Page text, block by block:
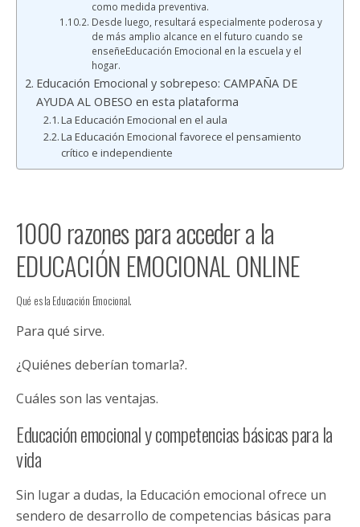
como medida preventiva.
Desde luego, resultará especialmente poderosa y
de más amplio alcance en el futuro cuando se
enseñeEducación Emocional en la escuela y el
hogar.
Educación Emocional y sobrepeso: CAMPAÑA DE
AYUDA AL OBESO en esta plataforma
La Educación Emocional en el aula
La Educación Emocional favorece el pensamiento
crítico e independiente
1000 razones para acceder a la
EDUCACIÓN EMOCIONAL ONLINE
Qué es la Educación Emocional.
Para qué sirve.
¿Quiénes deberían tomarla?.
Cuáles son las ventajas.
Educación emocional y competencias básicas para la
vida
Sin lugar a dudas, la Educación emocional ofrece un
sendero de desarrollo de competencias básicas para